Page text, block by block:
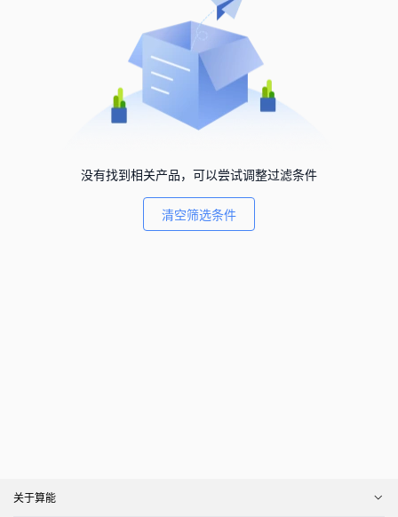
没有找到相关产品，可以尝试调整过滤条件
清空筛选条件
关于算能